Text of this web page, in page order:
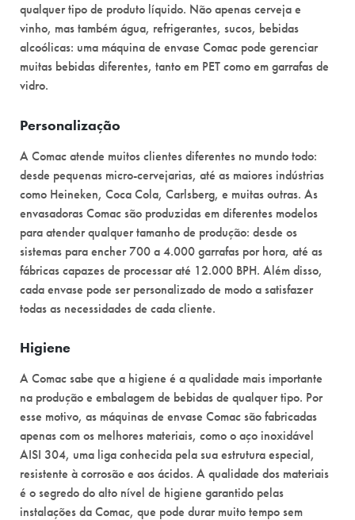
qualquer tipo de produto líquido. Não apenas cerveja e
vinho, mas também água, refrigerantes, sucos, bebidas
alcoólicas: uma máquina de envase Comac pode gerenciar
muitas bebidas diferentes, tanto em PET como em garrafas de
vidro.
Personalização
A Comac atende muitos clientes diferentes no mundo todo:
desde pequenas micro-cervejarias, até as maiores indústrias
como Heineken, Coca Cola, Carlsberg, e muitas outras. As
envasadoras Comac são produzidas em diferentes modelos
para atender qualquer tamanho de produção: desde os
sistemas para encher 700 a 4.000 garrafas por hora, até as
fábricas capazes de processar até 12.000 BPH. Além disso,
cada envase pode ser personalizado de modo a satisfazer
todas as necessidades de cada cliente.
Higiene
A Comac sabe que a higiene é a qualidade mais importante
na produção e embalagem de bebidas de qualquer tipo. Por
esse motivo, as máquinas de envase Comac são fabricadas
apenas com os melhores materiais, como o aço inoxidável
AISI 304, uma liga conhecida pela sua estrutura especial,
resistente à corrosão e aos ácidos. A qualidade dos materiais
é o segredo do alto nível de higiene garantido pelas
instalações da Comac, que pode durar muito tempo sem